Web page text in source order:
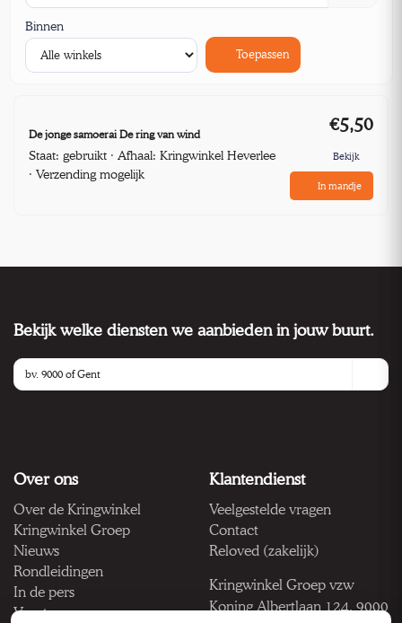
Binnen
Toepassen
De jonge samoerai De ring van wind
Staat: gebruikt · Afhaal: Kringwinkel Heverlee
· Verzending mogelijk
€5,50
Bekijk
In mandje
Bekijk welke diensten we aanbieden in jouw buurt.
Over ons
Over de Kringwinkel
Kringwinkel Groep
Nieuws
Rondleidingen
In de pers
Vacatures
Klantendienst
Veelgestelde vragen
Contact
Reloved (zakelijk)
Kringwinkel Groep vzw
Koning Albertlaan 124, 9000